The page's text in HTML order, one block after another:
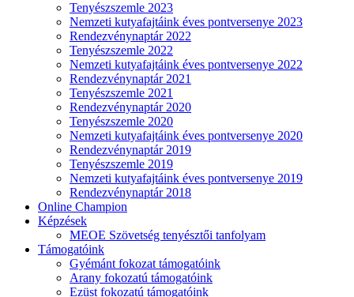
Tenyészszemle 2023
Nemzeti kutyafajtáink éves pontversenye 2023
Rendezvénynaptár 2022
Tenyészszemle 2022
Nemzeti kutyafajtáink éves pontversenye 2022
Rendezvénynaptár 2021
Tenyészszemle 2021
Rendezvénynaptár 2020
Tenyészszemle 2020
Nemzeti kutyafajtáink éves pontversenye 2020
Rendezvénynaptár 2019
Tenyészszemle 2019
Nemzeti kutyafajtáink éves pontversenye 2019
Rendezvénynaptár 2018
Online Champion
Képzések
MEOE Szövetség tenyésztői tanfolyam
Támogatóink
Gyémánt fokozat támogatóink
Arany fokozatú támogatóink
Ezüst fokozatú támogatóink